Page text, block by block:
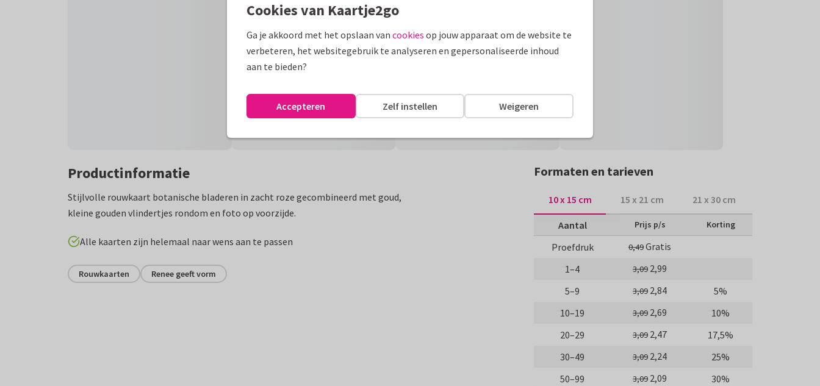
Productinformatie
Stijlvolle rouwkaart botanische bladeren in zacht roze gecombineerd met goud,
kleine gouden vlindertjes rondom en foto op voorzijde.
Alle kaarten zijn helemaal naar wens aan te passen
Rouwkaarten Renee geeft vorm
Formaten en tarieven
10 x 15 cm 15 x 21 cm 21 x 30 cm
Aantal Prijs p/s Korting
Proefdruk 0,49Gratis
1–4
3,09 2,99
5–9
3,09 2,84
5%
10–19
3,09 2,69
10%
20–29
3,09 2,47
17,5%
30–49
3,09 2,24
25%
50–99
3,09 2,09
30%
Cookies van Kaartje2go
Ga je akkoord met het opslaan van cookies op jouw apparaat om de website te
verbeteren, het websitegebruik te analyseren en gepersonaliseerde inhoud
aan te bieden?
Weigeren
Zelf instellen
Accepteren